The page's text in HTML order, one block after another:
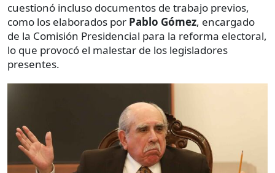
cuestionó incluso documentos de trabajo previos,
como los elaborados por Pablo Gómez, encargado
de la Comisión Presidencial para la reforma electoral,
lo que provocó el malestar de los legisladores
presentes.